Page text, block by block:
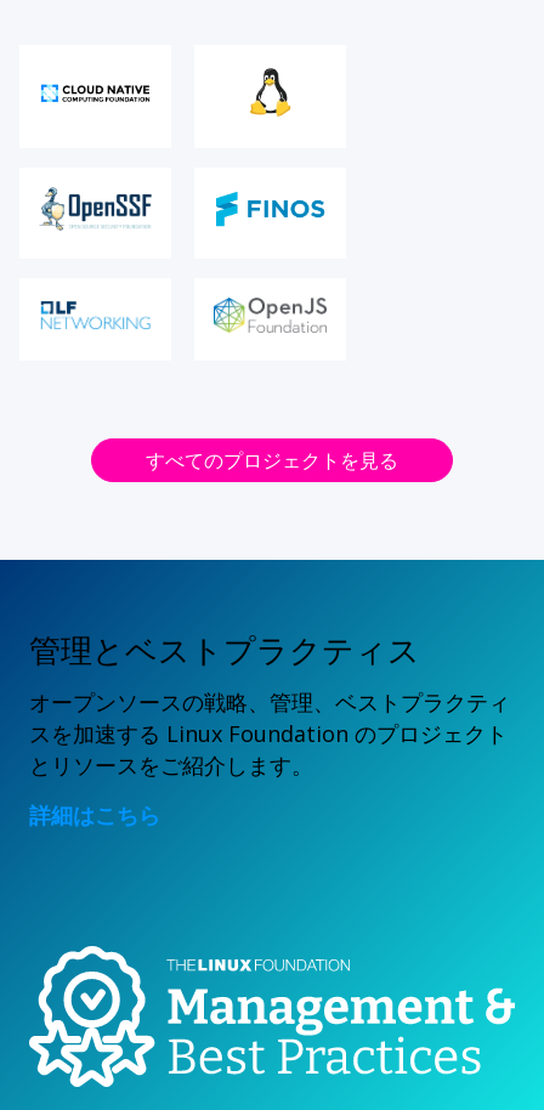
すべてのプロジェクトを見る
管理とベストプラクティス
オープンソースの戦略、管理、ベストプラクティ
スを加速する Linux Foundation のプロジェクト
とリソースをご紹介します。
詳細はこちら